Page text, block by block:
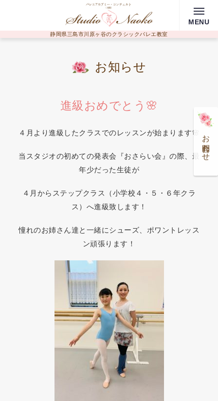
静岡県三島市川原ヶ谷のクラシックバレエ教室
MENU
お問合わせ
お知らせ
進級おめでとう🌸
４月より進級したクラスでのレッスンが始まります🌸
当スタジオの初めての発表会『おさらい会』の際、最
年少だった生徒が
４月からステップクラス（小学校４・５・６年クラ
ス）へ進級致します！
憧れのお姉さん達と一緒にシューズ、ポワントレッス
ン頑張ります！